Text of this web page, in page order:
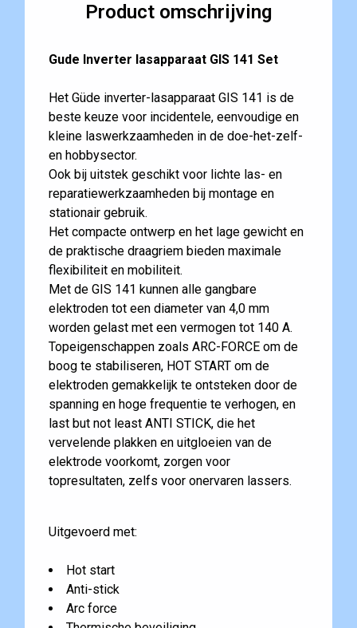
Product omschrijving
Gude Inverter lasapparaat GIS 141 Set
Het Güde inverter-lasapparaat GIS 141 is de
beste keuze voor incidentele, eenvoudige en
kleine laswerkzaamheden in de doe-het-zelf-
en hobbysector.
Ook bij uitstek geschikt voor lichte las- en
reparatiewerkzaamheden bij montage en
stationair gebruik.
Het compacte ontwerp en het lage gewicht en
de praktische draagriem bieden maximale
flexibiliteit en mobiliteit.
Met de GIS 141 kunnen alle gangbare
elektroden tot een diameter van 4,0 mm
worden gelast met een vermogen tot 140 A.
Topeigenschappen zoals ARC-FORCE om de
boog te stabiliseren, HOT START om de
elektroden gemakkelijk te ontsteken door de
spanning en hoge frequentie te verhogen, en
last but not least ANTI STICK, die het
vervelende plakken en uitgloeien van de
elektrode voorkomt, zorgen voor
topresultaten, zelfs voor onervaren lassers.
Uitgevoerd met:
Hot start
Anti-stick
Arc force